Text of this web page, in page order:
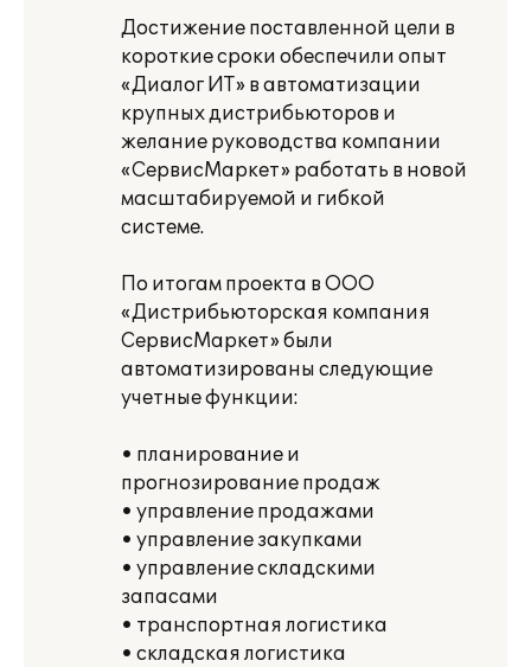
Достижение поставленной цели в
короткие сроки обеспечили опыт
«Диалог ИТ» в автоматизации
крупных дистрибьюторов и
желание руководства компании
«СервисМаркет» работать в новой
масштабируемой и гибкой
системе.
По итогам проекта в ООО
«Дистрибьюторская компания
СервисМаркет» были
автоматизированы следующие
учетные функции:
• планирование и
прогнозирование продаж
• управление продажами
• управление закупками
• управление складскими
запасами
• транспортная логистика
• складская логистика